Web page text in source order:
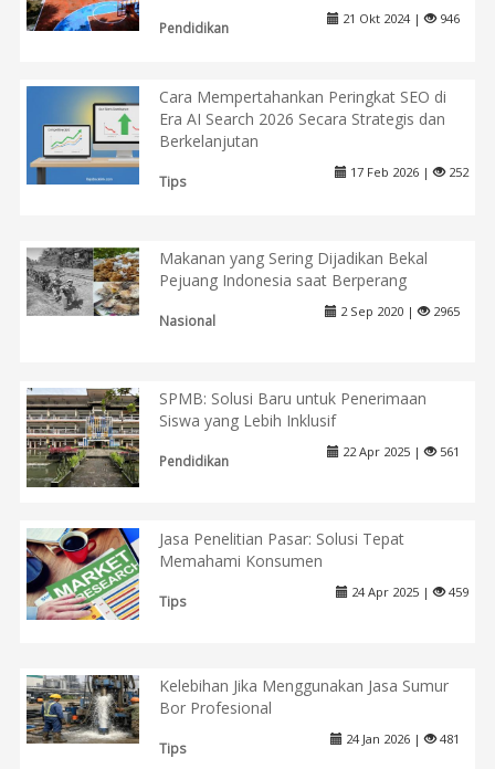
Pendidikan
21 Okt 2024 | 946
Cara Mempertahankan Peringkat SEO di
Era AI Search 2026 Secara Strategis dan
Berkelanjutan
Tips
17 Feb 2026 | 252
Makanan yang Sering Dijadikan Bekal
Pejuang Indonesia saat Berperang
Nasional
2 Sep 2020 | 2965
SPMB: Solusi Baru untuk Penerimaan
Siswa yang Lebih Inklusif
Pendidikan
22 Apr 2025 | 561
Jasa Penelitian Pasar: Solusi Tepat
Memahami Konsumen
Tips
24 Apr 2025 | 459
Kelebihan Jika Menggunakan Jasa Sumur
Bor Profesional
Tips
24 Jan 2026 | 481